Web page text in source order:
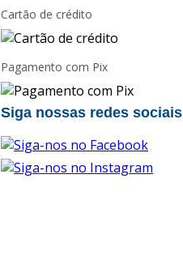
Cartão de crédito
Pagamento com Pix
Siga nossas redes sociais